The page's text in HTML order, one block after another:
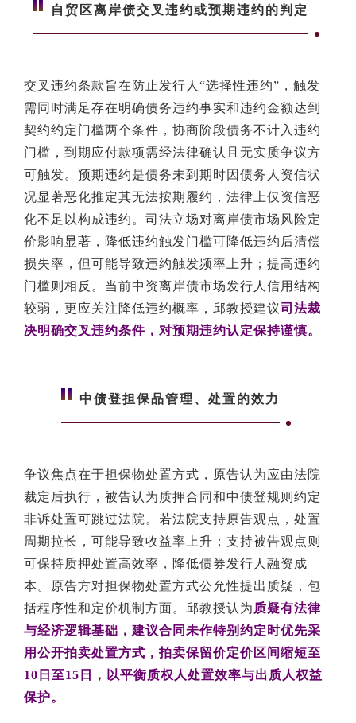
自贸区离岸债交叉违约或预期违约的判定
交叉违约条款旨在防止发行人“选择性违约”，触发
需同时满足存在明确债务违约事实和违约金额达到
契约约定门槛两个条件，协商阶段债务不计入违约
门槛，到期应付款项需经法律确认且无实质争议方
可触发。预期违约是债务未到期时因债务人资信状
况显著恶化推定其无法按期履约，法律上仅资信恶
化不足以构成违约。司法立场对离岸债市场风险定
价影响显著，降低违约触发门槛可降低违约后清偿
损失率，但可能导致违约触发频率上升；提高违约
门槛则相反。当前中资离岸债市场发行人信用结构
较弱，更应关注降低违约概率，邱教授建议司法裁
决明确交叉违约条件，对预期违约认定保持谨慎。
中债登担保品管理、处置的效力
争议焦点在于担保物处置方式，原告认为应由法院
裁定后执行，被告认为质押合同和中债登规则约定
非诉处置可跳过法院。若法院支持原告观点，处置
周期拉长，可能导致收益率上升；支持被告观点则
可保持质押处置高效率，降低债券发行人融资成
本。原告方对担保物处置方式公允性提出质疑，包
括程序性和定价机制方面。邱教授认为 质疑有法律
与经济逻辑基础，建议合同未作特别约定时优先采
用公开拍卖处置方式，拍卖保留价定价区间缩短至
10日至15日，以平衡质权人处置效率与出质人权益
保护。